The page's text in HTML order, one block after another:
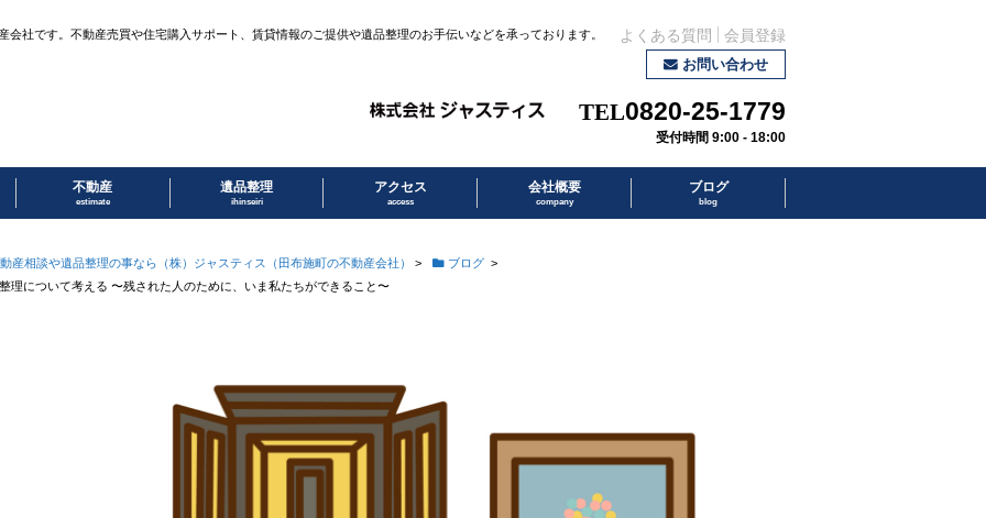
社です。不動産売買や住宅購入サポート、賃貸情報のご提供や遺品整理のお手伝いなどを承っております。 よくある質問
会員登録
お問い合わせ
0820-25-1779
受付時間 9:00 - 18:00
不動産
estimate
遺品整理
ihinseiri
アクセス
access
会社概要
company
ブログ
blog
産相談や遺品整理の事なら（株）ジャスティス（田布施町の不動産会社） > ブログ >
理について考える 〜残された人のために、いま私たちができること〜